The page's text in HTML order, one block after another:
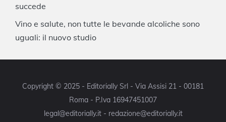
succede
Vino e salute, non tutte le bevande alcoliche sono
uguali: il nuovo studio
Copyright © 2025 - Editorially Srl - Via Assisi 21 - 00181
Roma - P.Iva 16947451007
legal@editorially.it - redazione@editorially.it